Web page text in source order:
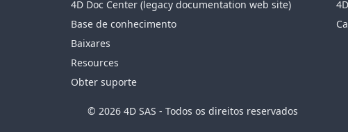
4D Doc Center (legacy documentation web site)
Base de conhecimento
Baixares
Resources
Obter suporte
© 2026 4D SAS - Todos os direitos reservados